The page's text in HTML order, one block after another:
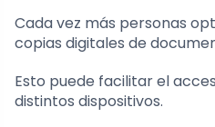
Cada vez más personas
copias digitales de
Esto puede facilitar el
distintos dispositivos.